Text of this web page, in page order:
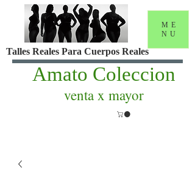
Talles Reales Para Cuerpos Reales
Amato Coleccion
venta x mayor
ME
NU